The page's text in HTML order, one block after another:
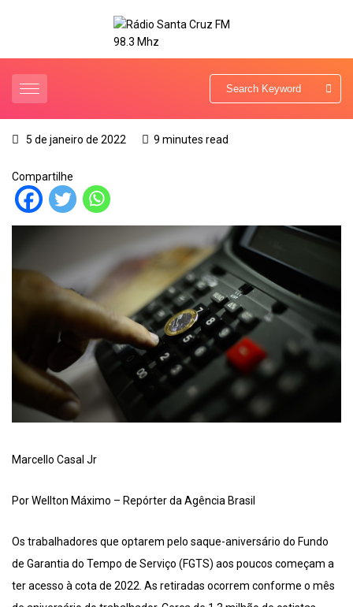
5 de janeiro de 2022 9 minutes read
Compartilhe
Marcello Casal Jr
Por Wellton Máximo – Repórter da Agência Brasil
Os trabalhadores que optarem pelo saque-aniversário do Fundo
de Garantia do Tempo de Serviço (FGTS) aos poucos começam a
ter acesso à cota de 2022. As retiradas ocorrem conforme o mês